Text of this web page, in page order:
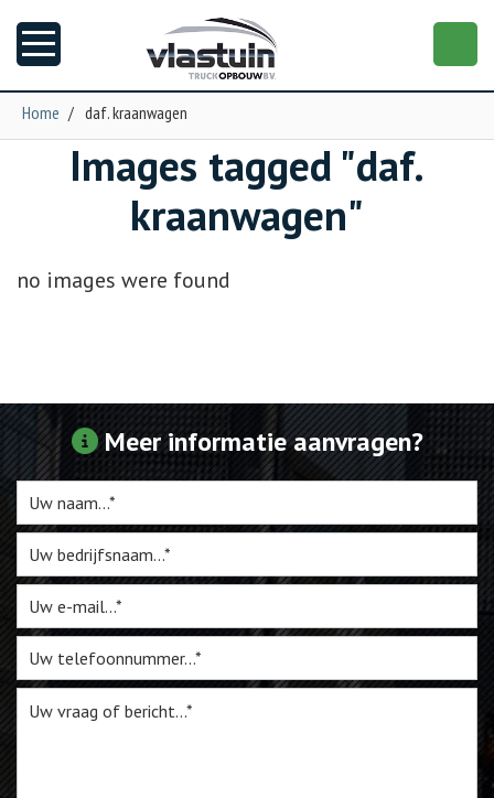
Garage
Torpedo
NGS XXL
Webshop
Te Koop
Miniatuur
Vacatures
Home / daf. kraanwagen
Images tagged "daf.
kraanwagen"
no images were found
Meer informatie aanvragen?